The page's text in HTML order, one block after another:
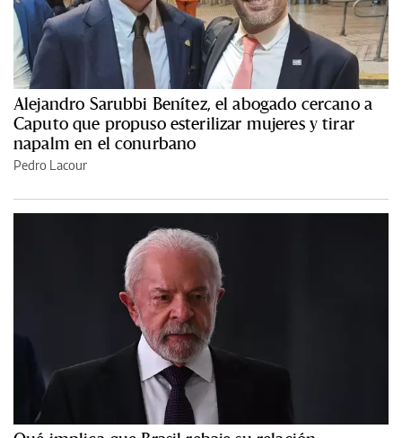
Alejandro Sarubbi Benítez, el abogado cercano a
Caputo que propuso esterilizar mujeres y tirar
napalm en el conurbano
Pedro Lacour